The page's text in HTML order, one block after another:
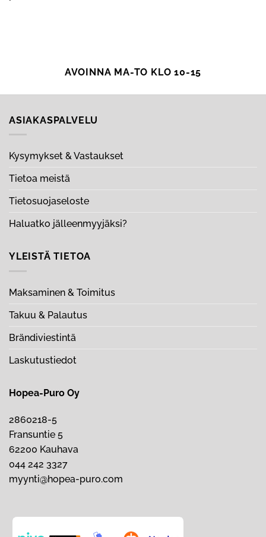
AVOINNA MA-TO KLO 10-15
ASIAKASPALVELU
Kysymykset & Vastaukset
Tietoa meistä
Tietosuojaseloste
Haluatko jälleenmyyjäksi?
YLEISTÄ TIETOA
Maksaminen & Toimitus
Takuu & Palautus
Brändiviestintä
Laskutustiedot
Hopea-Puro Oy
2860218-5
Fransuntie 5
62200 Kauhava
044 242 3327
myynti@hopea-puro.com